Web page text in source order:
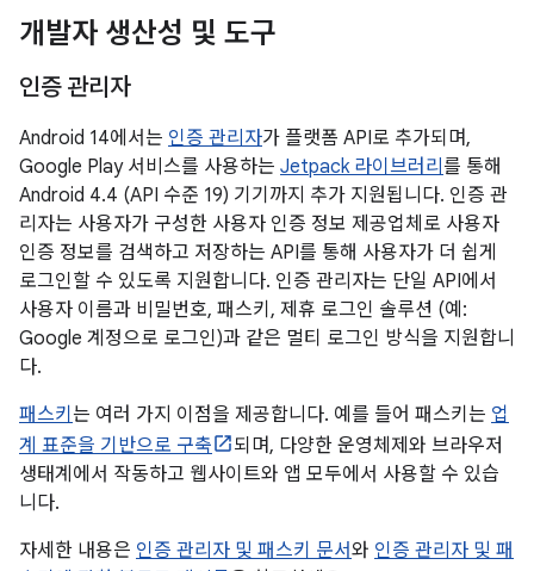
개발자 생산성 및 도구
인증 관리자
Android 14에서는 인증 관리자가 플랫폼 API로 추가되며,
Google Play 서비스를 사용하는 Jetpack 라이브러리 를 통해
Android 4.4 (API 수준 19) 기기까지 추가 지원됩니다. 인증 관
리자는 사용자가 구성한 사용자 인증 정보 제공업체로 사용자
인증 정보를 검색하고 저장하는 API를 통해 사용자가 더 쉽게
로그인할 수 있도록 지원합니다. 인증 관리자는 단일 API에서
사용자 이름과 비밀번호, 패스키, 제휴 로그인 솔루션 (예:
Google 계정으로 로그인)과 같은 멀티 로그인 방식을 지원합니
다.
패스키 는 여러 가지 이점을 제공합니다. 예를 들어 패스키는 업
계 표준을 기반으로 구축
되며, 다양한 운영체제와 브라우저
생태계에서 작동하고 웹사이트와 앱 모두에서 사용할 수 있습
니다.
자세한 내용은 인증 관리자 및 패스키 문서와 인증 관리자 및 패